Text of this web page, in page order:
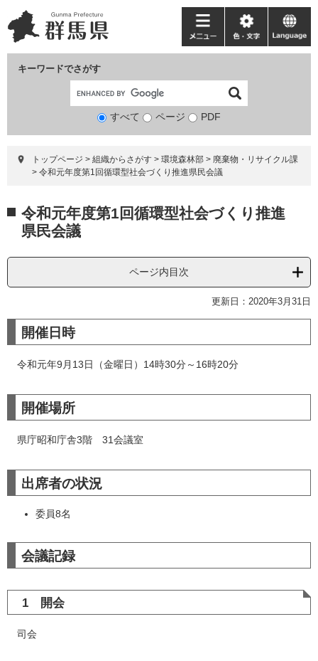
ー
ジ
ニ
ュ
て
キーワードでさがす
検
象
すべて ページ PDF
メ
ニ
ー
色・
文
language
トップページ > 組織からさがす > 環境森林部 > 廃棄物・リサイクル課
> 令和元年度第1回循環型社会づくり推進県民会議
文 令和元年度第1回循環型社会づくり推進
県民会議
ページ内目次
更新日：2020年3月31日
開催日時
令和元年9月13日（金曜日）14時30分～16時20分
開催場所
県庁昭和庁舎3階 31会議室
出席者の状況
委員8名
会議記録
1 開会
司会